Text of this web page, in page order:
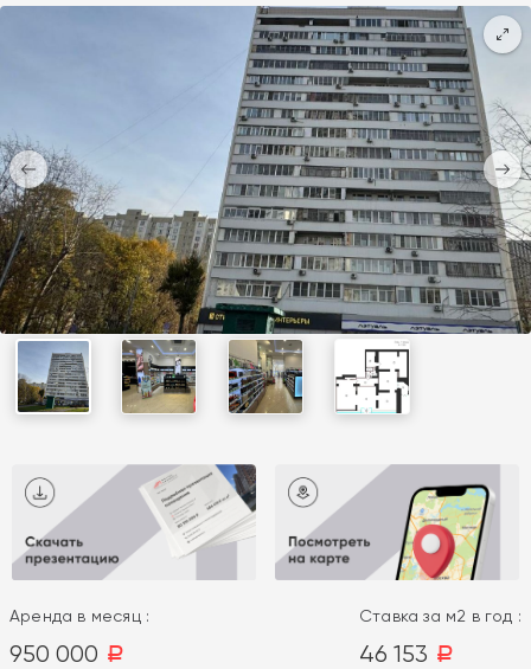
Аренда в месяц :
950 000 a
Ставка за м2 в год :
46 153 a